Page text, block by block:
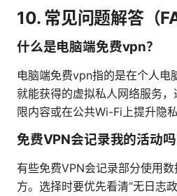
10. 常见问题解答（
什么是电脑端免费vpn？
电脑端免费vpn指的是在个人电
就能获得的虚拟私人网络服务
限内容或在公共Wi-Fi上提升隐私
免费VPN会记录我的活动吗
有些免费VPN会记录部分使用
方。选择时要优先看清“无日志